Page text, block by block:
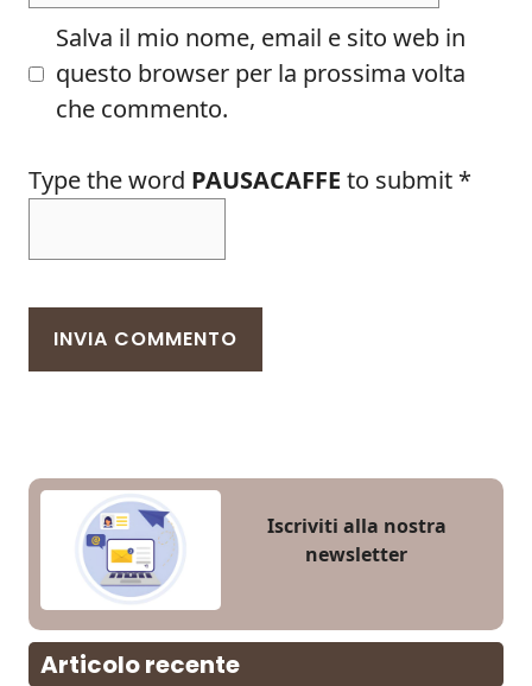
Salva il mio nome, email e sito web in
questo browser per la prossima volta
che commento.
Type the word PAUSACAFFE to submit *
Iscriviti alla nostra
newsletter
Articolo recente